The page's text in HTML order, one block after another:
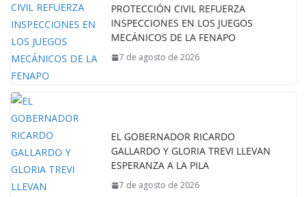
PROTECCIÓN CIVIL REFUERZA
INSPECCIONES EN LOS JUEGOS
MECÁNICOS DE LA FENAPO
7 de agosto de 2026
EL GOBERNADOR RICARDO
GALLARDO Y GLORIA TREVI LLEVAN
ESPERANZA A LA PILA
7 de agosto de 2026